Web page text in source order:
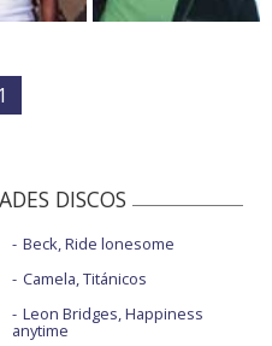
1
DISCOS
Beck, Ride lonesome
Camela, Titánicos
Leon Bridges, Happiness
anytime